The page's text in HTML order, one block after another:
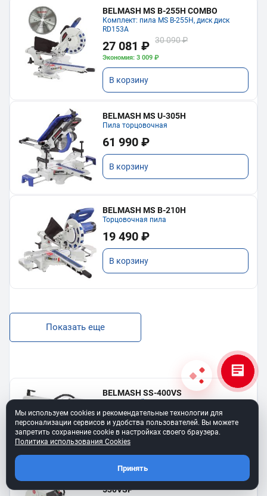
BELMASH MS B-255H COMBO
Комплект: пила MS B-255H, диск диск
RD153A
27 081 ₽ 30 090 ₽
Экономия: 3 009 ₽
В корзину
BELMASH MS U-305H
Пила торцовочная
61 990 ₽
В корзину
BELMASH MS B-210H
Торцовочная пила
19 490 ₽
В корзину
Показать еще
BELMASH SS-400VS
Лобзиковый станок
13 190 ₽
В корзину
Станок лобзиковый BELMASH SS-
530VSP
Мы используем cookies и рекомендательные технологии для
персонализации сервисов и удобства пользователей. Вы можете
запретить сохранение cookie в настройках своего браузера.
Политика использования Cookies
Принять